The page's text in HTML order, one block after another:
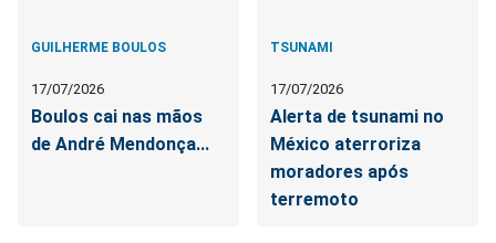
GUILHERME BOULOS
17/07/2026
Boulos cai nas mãos
de André Mendonça...
TSUNAMI
17/07/2026
Alerta de tsunami no
México aterroriza
moradores após
terremoto